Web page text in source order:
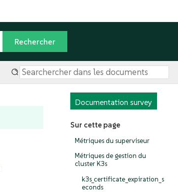
Documentation survey
Sur cette page
Métriques du superviseur
Métriques de gestion du
cluster K3s
k3s_certificate_expiration_s
econds